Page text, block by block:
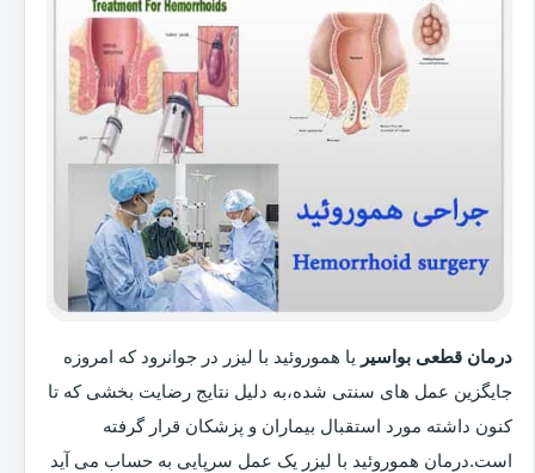
درمان قطعی بواسیر یا هموروئید با لیزر در جوانرود که امروزه
جایگزین عمل های سنتی شده،به دلیل نتایج رضایت بخشی که تا
کنون داشته مورد استقبال بیماران و پزشکان قرار گرفته
است.درمان هموروئید با لیزر یک عمل سرپایی به حساب می آید